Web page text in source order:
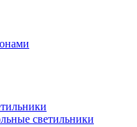
светильники